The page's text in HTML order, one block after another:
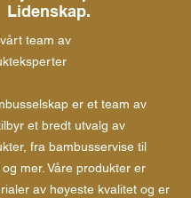
Lidenskap.
team av
er et team av
et bredt utvalg av
fra bambusservise til
mer. Våre produkter er
av høyeste kvalitet og er